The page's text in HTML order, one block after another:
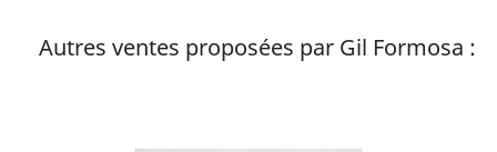
Autres ventes proposées par Gil Formosa :